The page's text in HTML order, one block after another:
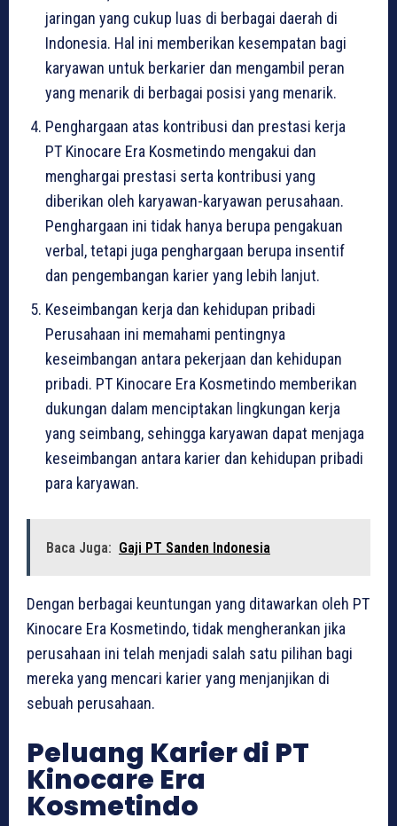
jaringan yang cukup luas di berbagai daerah di
Indonesia. Hal ini memberikan kesempatan bagi
karyawan untuk berkarier dan mengambil peran
yang menarik di berbagai posisi yang menarik.
Penghargaan atas kontribusi dan prestasi kerja
PT Kinocare Era Kosmetindo mengakui dan
menghargai prestasi serta kontribusi yang
diberikan oleh karyawan-karyawan perusahaan.
Penghargaan ini tidak hanya berupa pengakuan
verbal, tetapi juga penghargaan berupa insentif
dan pengembangan karier yang lebih lanjut.
Keseimbangan kerja dan kehidupan pribadi
Perusahaan ini memahami pentingnya
keseimbangan antara pekerjaan dan kehidupan
pribadi. PT Kinocare Era Kosmetindo memberikan
dukungan dalam menciptakan lingkungan kerja
yang seimbang, sehingga karyawan dapat menjaga
keseimbangan antara karier dan kehidupan pribadi
para karyawan.
Baca Juga: Gaji PT Sanden Indonesia
Dengan berbagai keuntungan yang ditawarkan oleh PT
Kinocare Era Kosmetindo, tidak mengherankan jika
perusahaan ini telah menjadi salah satu pilihan bagi
mereka yang mencari karier yang menjanjikan di
sebuah perusahaan.
Peluang Karier di PT
Kinocare Era
Kosmetindo